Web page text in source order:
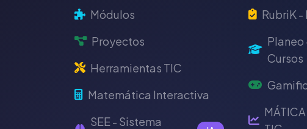
Módulos
Proyectos
Herramientas TIC
Matemática Interactiva
SEE - Sistema
RubriK -
Planeo
Cursos